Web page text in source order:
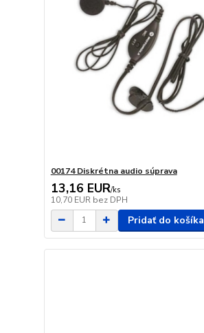
00174 Diskrétna audio súprava
13,16 EUR/ks
10,70 EUR bez DPH
Pridať do košíka